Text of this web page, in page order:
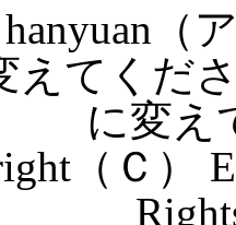
（
えてく
に変え
（Ｃ）